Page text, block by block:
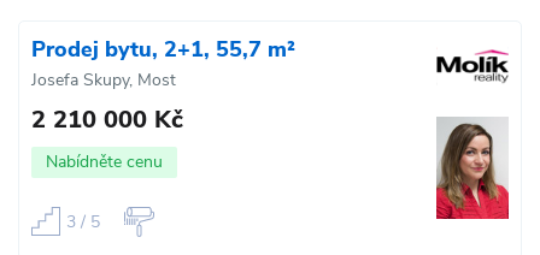
Prodej bytu, 2+1, 55,7 m²
Josefa Skupy, Most
2 210 000 Kč
Nabídněte cenu
3 / 5